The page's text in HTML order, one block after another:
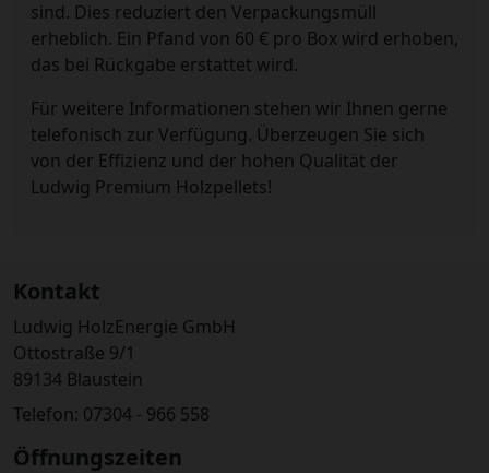
sind. Dies reduziert den Verpackungsmüll
erheblich. Ein Pfand von 60 € pro Box wird erhoben,
das bei Rückgabe erstattet wird.
Für weitere Informationen stehen wir Ihnen gerne
telefonisch zur Verfügung. Überzeugen Sie sich
von der Effizienz und der hohen Qualität der
Ludwig Premium Holzpellets!
Kontakt
Ludwig HolzEnergie GmbH
Ottostraße 9/1
89134 Blaustein
Telefon: 07304 - 966 558
Öffnungszeiten